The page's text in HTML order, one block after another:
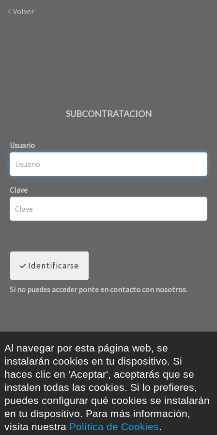
Volver
SUBCONTRATACION
Usuario
Clave
Identificarse
Si no puedes acceder ponte en contacto con nosotros.
Al navegar por esta página web, se
instalarán cookies en tu dispositivo. Si
haces clic en 'Aceptar', aceptarás que se
instalen todas las cookies. Si lo prefieres,
puedes configurar qué cookies se instalarán
en tu dispositivo. Para más información,
visita nuestra Política de Cookies.